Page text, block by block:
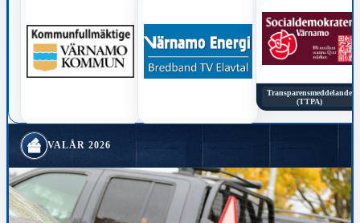
Transparensmeddelande
(TTPA)
VALÅR 2026